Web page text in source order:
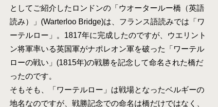
としてご紹介したロンドンの「ウオータールー橋（英語
読み）」(Warterloo Bridge)は、フランス語読みでは「ワ
ーテルロー」。1817年に完成したのですが、ウエリント
ン将軍率いる英国軍がナポレオン軍を破った「ワーテル
ローの戦い」(1815年)の戦勝を記念して命名された橋だ
ったのです。
そもそも、「ワーテルロー」は戦場となったベルギーの
地名なのですが、戦勝記念での命名は橋だけではなく、